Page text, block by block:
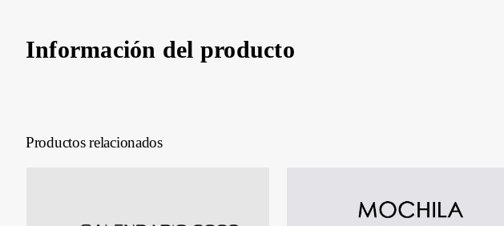
Información del producto
Productos relacionados